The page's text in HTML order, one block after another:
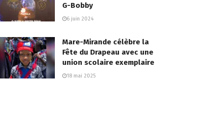
G-Bobby
6 juin 2024
Mare-Mirande célèbre la
Fête du Drapeau avec une
union scolaire exemplaire
18 mai 2025